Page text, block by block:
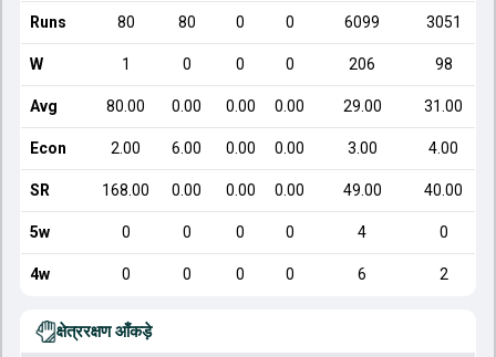
Runs 80 80 0 0 6099 3051
W 1 0 0 0 206 98
Avg 80.00 0.00 0.00 0.00 29.00 31.00
Econ 2.00 6.00 0.00 0.00 3.00 4.00
SR 168.00 0.00 0.00 0.00 49.00 40.00
5w 0 0 0 0 4 0
4w 0 0 0 0 6 2
क्षेत्ररक्षण आँकड़े